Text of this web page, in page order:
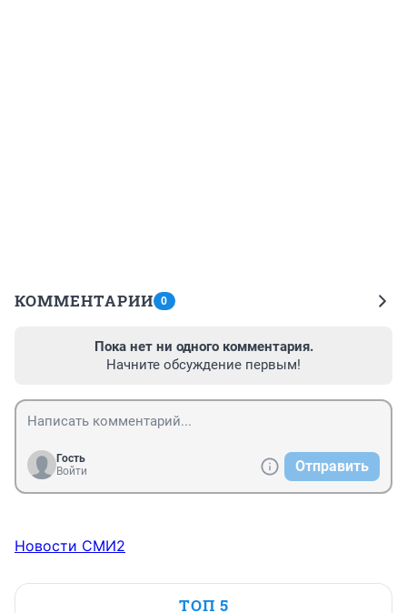
КОММЕНТАРИИ 0
Пока нет ни одного комментария.
Начните обсуждение первым!
Гость
Войти
Отправить
Новости СМИ2
ТОП 5